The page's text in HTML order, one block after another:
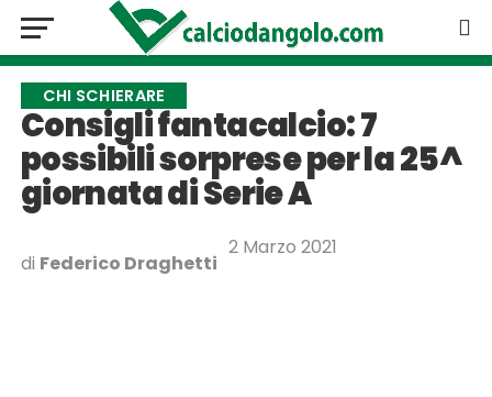
CHI SCHIERARE
Consigli fantacalcio: 7
possibili sorprese per la 25^
giornata di Serie A
di Federico Draghetti
2 Marzo 2021